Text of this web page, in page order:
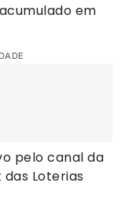
em
pelo canal da
das Loterias